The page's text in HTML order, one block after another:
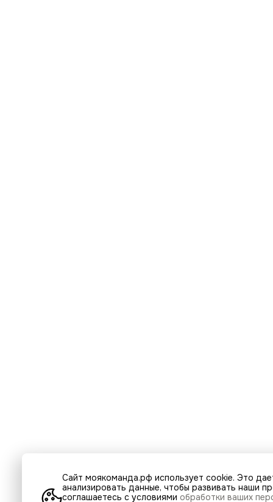
Сайт моякоманда.рф использует cookie. Это
анализировать данные, чтобы развивать наши
соглашаетесь с условиями обработки ваших